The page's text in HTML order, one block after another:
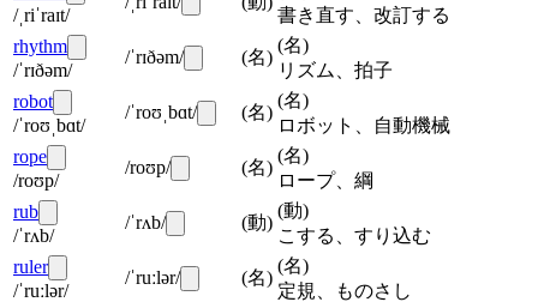
/ˌriˈraɪt/
書き直す、改訂する
rhythm
/ˈrɪðəm/
/ˈrɪðəm/ (名)
(名)
リズム、拍子
robot
/ˈroʊˌbɑt/
/ˈroʊˌbɑt/ (名)
(名)
ロボット、自動機械
rope
/roʊp/
/roʊp/ (名)
(名)
ロープ、綱
rub
/ˈrʌb/
/ˈrʌb/ (動)
(動)
こする、すり込む
ruler
/ˈruːlər/
/ˈruːlər/ (名)
(名)
定規、ものさし